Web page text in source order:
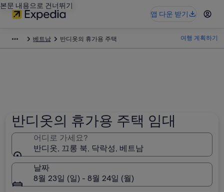
본문 내용으로 건너뛰기
앱 다운 받기
베트남 반디옷의 휴가용 주택 여행 계획하기
반디옷의 휴가용 주택 임대
어디로 가세요?
반디옷, 끄롱 북, 닥락성, 베트남
날짜
8월 23일 (일) - 8월 24일 (월)